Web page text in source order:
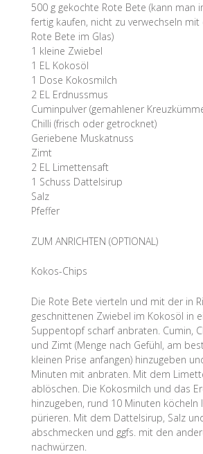
500 g gekochte Rote Bete (kann man
fertig kaufen, nicht zu verwechseln mit
Rote Bete im Glas)
1 kleine Zwiebel
1 EL Kokosöl
1 Dose Kokosmilch
2 EL Erdnussmus
Cuminpulver (gemahlener
Chilli (frisch oder getrocknet)
Geriebene Muskatnuss
Zimt
2 EL Limettensaft
1 Schuss Dattelsirup
Salz
Pfeffer
ZUM ANRICHTEN (OPTIONAL)
Kokos-Chips
Die Rote Bete vierteln und mit der in
geschnittenen Zwiebel im Kokosöl in
Suppentopf scharf anbraten. Cumin,
und Zimt (Menge nach Gefühl, am
kleinen Prise anfangen) hinzugeben
Minuten mit anbraten. Mit dem
ablöschen. Die Kokosmilch und das
hinzugeben, rund 10 Minuten köcheln
pürieren. Mit dem Dattelsirup, Salz
abschmecken und ggfs. mit den
nachwürzen.